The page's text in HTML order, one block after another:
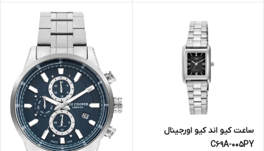
ساعت کیو اند کیو اورجینال
C69A-005PY